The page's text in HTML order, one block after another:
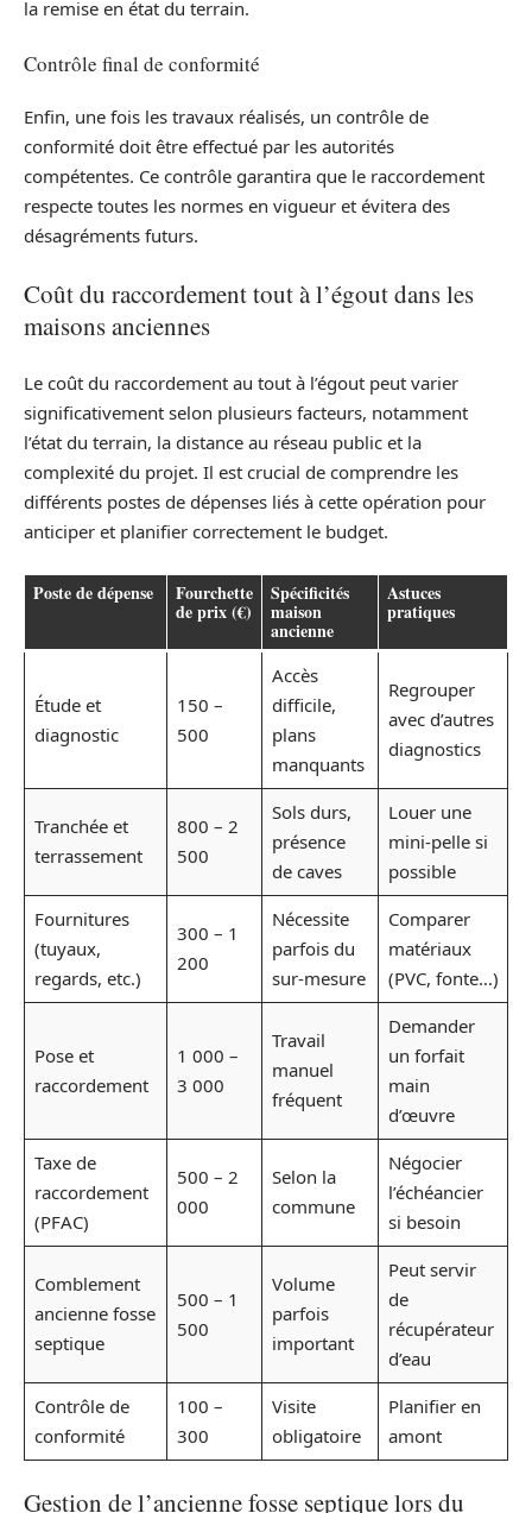
la remise en état du terrain.
Contrôle final de conformité
Enfin, une fois les travaux réalisés, un contrôle de
conformité doit être effectué par les autorités
compétentes. Ce contrôle garantira que le raccordement
respecte toutes les normes en vigueur et évitera des
désagréments futurs.
Coût du raccordement tout à l’égout dans les
maisons anciennes
Le coût du raccordement au tout à l’égout peut varier
significativement selon plusieurs facteurs, notamment
l’état du terrain, la distance au réseau public et la
complexité du projet. Il est crucial de comprendre les
différents postes de dépenses liés à cette opération pour
anticiper et planifier correctement le budget.
Poste de dépense Fourchette
de prix (€)
Spécificités
maison
ancienne
Astuces
pratiques
Étude et
diagnostic
150 –
500
Accès
difficile,
plans
manquants
Regrouper
avec d’autres
diagnostics
Tranchée et
terrassement
800 – 2
500
Sols durs,
présence
de caves
Louer une
mini-pelle si
possible
Fournitures
(tuyaux,
regards, etc.)
300 – 1
200
Nécessite
parfois du
sur-mesure
Comparer
matériaux
(PVC, fonte…)
Pose et
raccordement
1 000 –
3 000
Travail
manuel
fréquent
Demander
un forfait
main
d’œuvre
Taxe de
raccordement
(PFAC)
500 – 2
000
Selon la
commune
Négocier
l’échéancier
si besoin
Comblement
ancienne fosse
septique
500 – 1
500
Volume
parfois
important
Peut servir
de
récupérateur
d’eau
Contrôle de
conformité
100 –
300
Visite
obligatoire
Planifier en
amont
Gestion de l’ancienne fosse septique lors du